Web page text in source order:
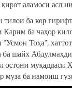
аламоси асл
ба кор
ба чаҳор
“Усмон Тоҳа”,
ба шайх
остони муқаддаси
муза ба намоиш